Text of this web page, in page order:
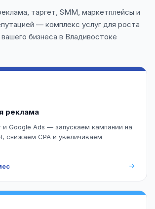
таргет, SMM, маркетплейсы и
— комплекс услуг для роста
бизнеса в Владивостоке
реклама
и Google Ads — запускаем кампании на
снижаем CPA и увеличиваем